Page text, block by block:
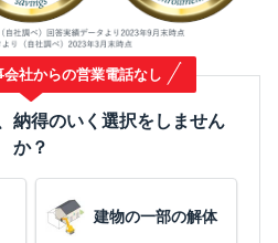
社からの営業電話なし
納得のいく選択をしません
か？
建物の一部の解体